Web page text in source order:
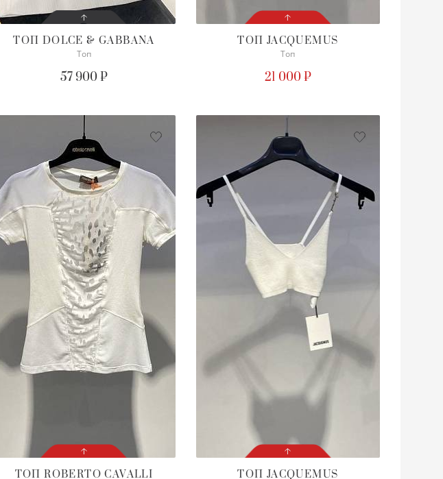
СОСТОЯНИЕ
С БИРКОЙ
нужного размера
ПОДРОБНЕЕ
ТОП DOLCE & GABBANA
Топ
57 900 ₽
СОСТОЯНИЕ
ТОП JACQUEMUS
Топ
21 000 ₽
ТОПROBERTO CAVALLI ТОП JACQUEMUS